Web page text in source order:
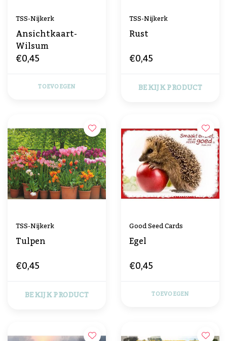
TSS-Nijkerk
Ansichtkaart-
Wilsum
€0,45
TOEVOEGEN
TSS-Nijkerk
Rust
€0,45
BEKIJK PRODUCT
TSS-Nijkerk
Tulpen
€0,45
BEKIJK PRODUCT
Good Seed Cards
Egel
€0,45
TOEVOEGEN